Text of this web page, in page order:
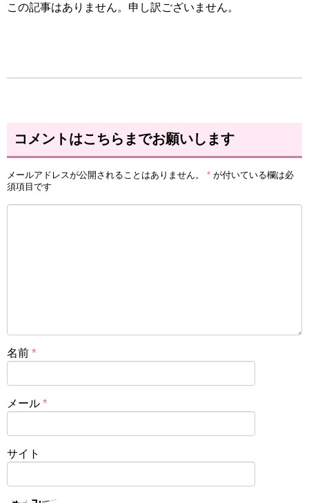
この記事はありません。申し訳ございません。
コメントはこちらまでお願いします
メールアドレスが公開されることはありません。 * が付いている欄は必
須項目です
名前 *
メール *
サイト